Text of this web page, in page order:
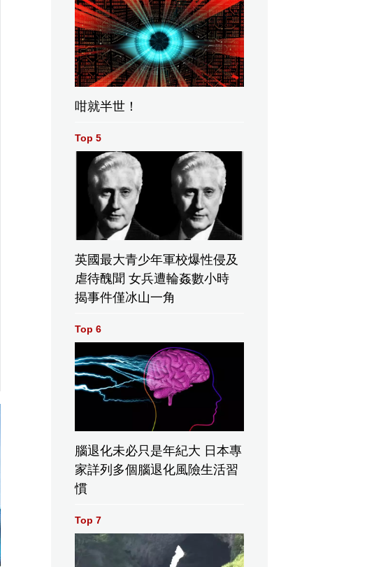
騎著電動單車輕鬆
地供市民休憩。
生火雞。
咁就半世！
Top 5
英國最大青少年軍校爆性侵及
虐待醜聞 女兵遭輪姦數小時
揭事件僅冰山一角
Top 6
腦退化未必只是年紀大 日本專
家詳列多個腦退化風險生活習
慣
Top 7